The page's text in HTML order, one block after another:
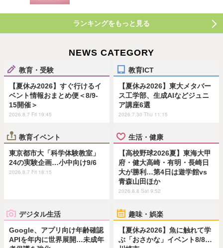
ランキングをもっと見る
NEWS CATEGORY
教育・受験
【夏休み2026】すぐ行けるイ
ベント情報おまとめ便＜8/9-
15開催＞
2026.8.7 Fri 19:45
教育ICT
【夏休み2026】東大メタバー
ス工学部、生成AIなどジュニ
ア講座6選
2026.7.30 Thu 11:15
教育イベント
東京都市大「科学体験教室」
24の実験企画…小中向け9/6
2026.8.7 Fri 18:15
生活・健康
【高校野球2026夏】東海大甲
府・健大高崎・有明・長崎日
大が勝利…第4日は遊学館vs
青森山田ほか
2026.8.8 Sat 9:52
デジタル生活
Google、アプリ向け年齢確認
APIを年内に世界展開…未成年
趣味・娯楽
【夏休み2026】魚に触れて学
ぶ「おさかな」イベント8/8…